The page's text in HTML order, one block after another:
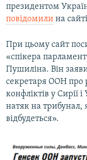
президентом
повідомили на
При цьому сайт
«спікера
Пушиліна. Він
секретаря ООН про
конфліктів у Сирії
натяк на трибунал,
відбудеться».